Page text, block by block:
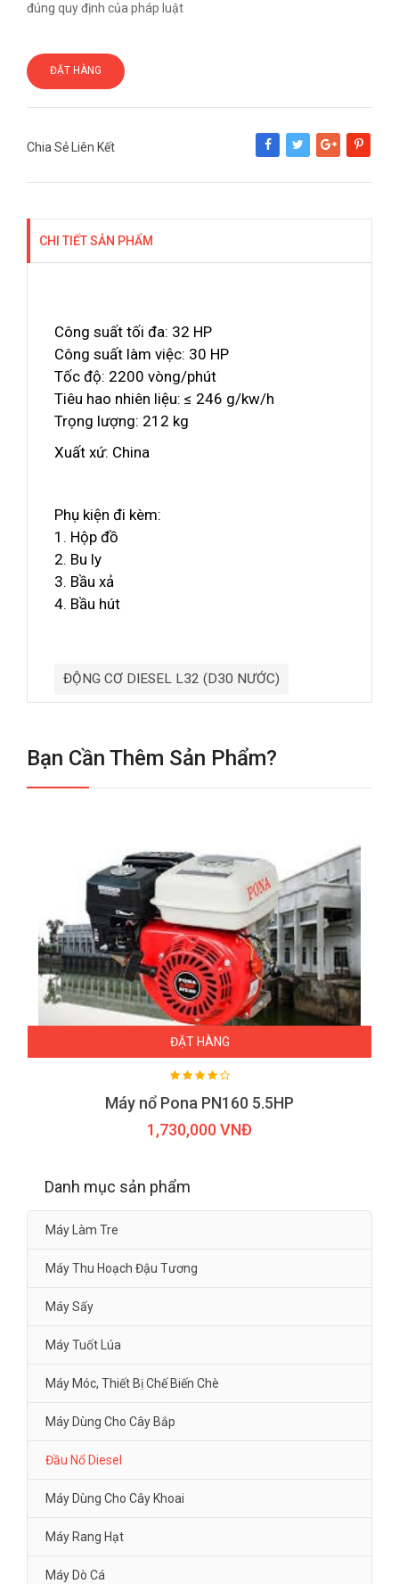
đúng quy định của pháp luật
ĐẶT HÀNG
Chia Sẻ Liên Kết
Share Tweet Google+Pinterest
CHI TIẾT SẢN PHẨM
Công suất tối đa: 32 HP
Công suất làm việc: 30 HP
Tốc độ: 2200 vòng/phút
Tiêu hao nhiên liệu: ≤ 246 g/kw/h
Trọng lượng: 212 kg
Xuất xứ: China
Phụ kiện đi kèm:
1. Hộp đồ
2. Bu ly
3. Bầu xả
4. Bầu hút
ĐỘNG CƠ DIESEL L32 (D30 NƯỚC)
Bạn Cần Thêm Sản Phẩm?
ĐẶT HÀNG
Máy nổ Pona PN160 5.5HP
1,730,000 VNĐ
Danh mục sản phẩm
Máy Làm Tre
Máy Thu Hoạch Đậu Tương
Máy Sấy
Máy Tuốt Lúa
Máy Móc, Thiết Bị Chế Biến Chè
Máy Dùng Cho Cây Bắp
Đầu Nổ Diesel
Máy Dùng Cho Cây Khoai
Máy Rang Hạt
Máy Dò Cá